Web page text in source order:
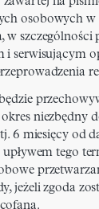
osobowych
w szczególności
i serwisującym
niezbędny
6 miesięcy od
upływem tego
jeżeli zgoda